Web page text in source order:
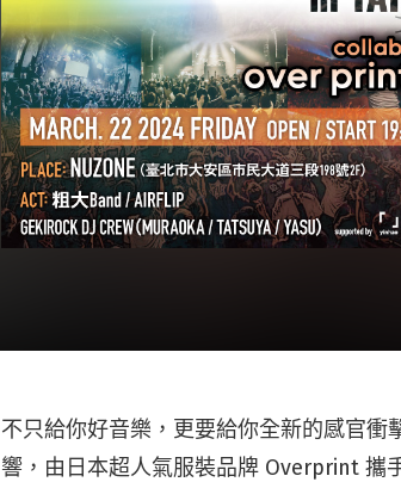
不只給你好音樂，更要給你全新的感官衝
響，由日本超人氣服裝品牌 Overprint 攜